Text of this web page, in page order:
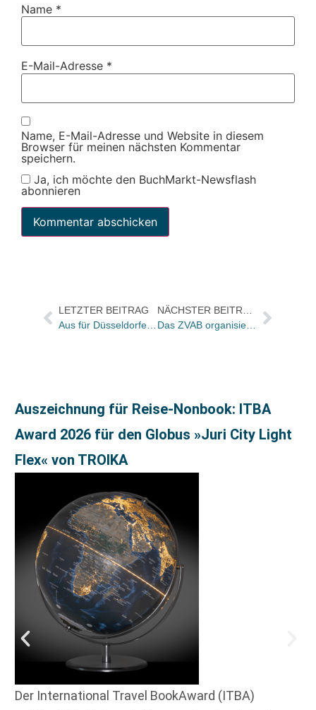
Name *
E-Mail-Adresse *
Name, E-Mail-Adresse und Website in diesem
Browser für meinen nächsten Kommentar
speichern.
Ja, ich möchte den BuchMarkt-Newsflash
abonnieren
LETZTER BEITRAG
Aus für Düsseldorfer Buchhandlung
Auszeichnung für Reise-Nonbook: ITBA
Award 2026 für den Globus »Juri City Light
Flex« von TROIKA
Der International Travel BookAward (ITBA)